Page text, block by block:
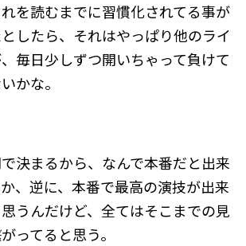
を読むまでに習慣化されてる事が
したら、それはやっぱり他のライ
毎日少しずつ開いちゃって負けて
かな。
決まるから、なんで本番だと出来
、逆に、本番で最高の演技が出来
うんだけど、全てはそこまでの見
ってると思う。